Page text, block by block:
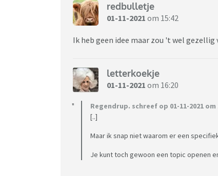
redbulletje
01-11-2021 om 15:42
Ik heb geen idee maar zou 't wel
letterkoekje
01-11-2021 om 16:20
Regendrup. schreef op 01-11-2021 om
[..]
Maar ik snap niet waarom er een
Je kunt toch gewoon een topic openen